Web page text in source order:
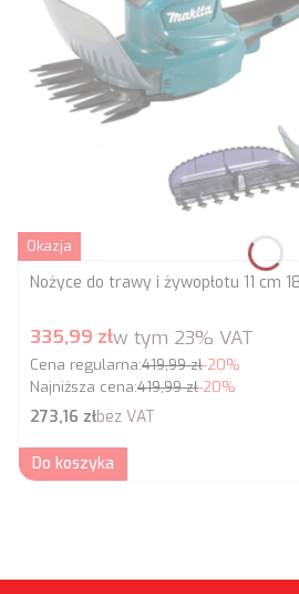
Okazja
Nożyce do trawy i żywopłotu 11 cm
Cena promocyjna brutto
335,99 złw tym 23% VAT
Cena regularna:419,99 zł-20%
Najniższa cena:419,99 zł-20%
Cena netto
273,16 złbez VAT
Do koszyka